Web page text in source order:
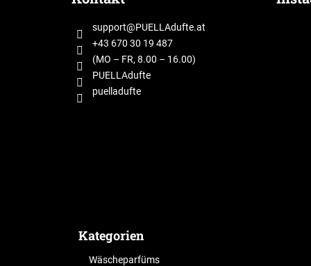
support@PUELLAdufte.at
+43 670 30 19 487
(MO – FR, 8.00 – 16.00)
PUELLAdufte
puelladufte
Kategorien
Wäscheparfüms